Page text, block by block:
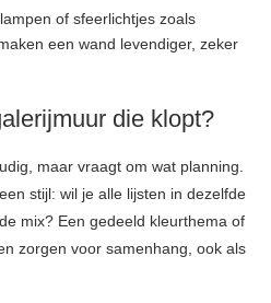
of sfeerlichtjes zoals
een wand levendiger, zeker
die klopt?
maar vraagt om wat planning.
stijl: wil je alle lijsten in dezelfde
mix? Een gedeeld kleurthema of
zorgen voor samenhang, ook als